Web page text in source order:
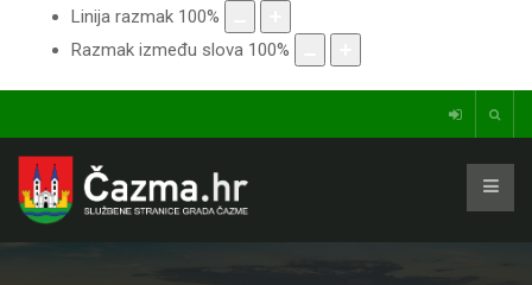
Linija razmak 100%
Razmak između slova 100%